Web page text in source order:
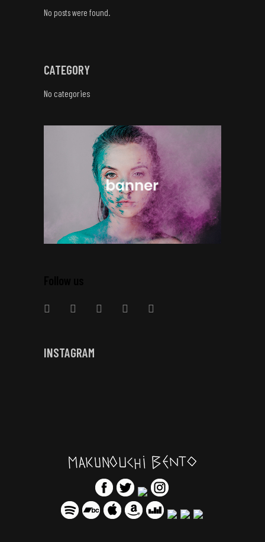
No posts were found.
CATEGORY
No categories
INSTAGRAM